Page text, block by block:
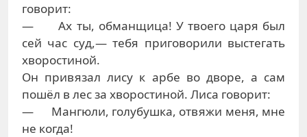
говорит:
— Ах ты, обманщица! У твоего царя был
сей час суд,— тебя приговорили выстегать
хворостиной.
Он привязал лису к арбе во дворе, а сам
пошёл в лес за хворостиной. Лиса говорит:
— Мангюли, голубушка, отвяжи меня, мне
не когда!